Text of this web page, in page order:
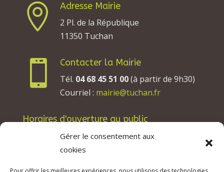
Gérer le consentement aux
cookies

Adresse Mairie
2 Pl. de la République
11350 Tuchan

Contacter la Mairie
Tél. 04 68 45 51 00(à partir de 9h30)
Courriel : mairie@tuchan.fr
Horaires d'ouverture au public
Les lundis, mardis et jeudis : de 8h à 12h et de
13h30 à 17h30.